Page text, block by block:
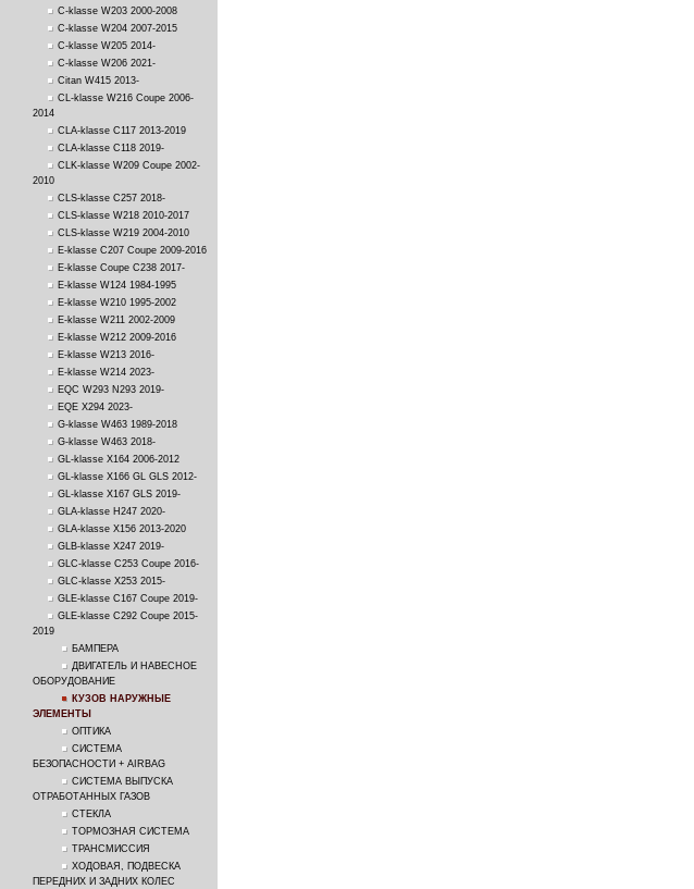
C-klasse W203 2000-2008
C-klasse W204 2007-2015
C-klasse W205 2014-
C-klasse W206 2021-
Citan W415 2013-
CL-klasse W216 Coupe 2006-
2014
CLA-klasse C117 2013-2019
CLA-klasse C118 2019-
CLK-klasse W209 Coupe 2002-
2010
CLS-klasse C257 2018-
CLS-klasse W218 2010-2017
CLS-klasse W219 2004-2010
E-klasse C207 Coupe 2009-2016
E-klasse Coupe C238 2017-
E-klasse W124 1984-1995
E-klasse W210 1995-2002
E-klasse W211 2002-2009
E-klasse W212 2009-2016
E-klasse W213 2016-
E-klasse W214 2023-
EQC W293 N293 2019-
EQE X294 2023-
G-klasse W463 1989-2018
G-klasse W463 2018-
GL-klasse X164 2006-2012
GL-klasse X166 GL GLS 2012-
GL-klasse X167 GLS 2019-
GLA-klasse H247 2020-
GLA-klasse X156 2013-2020
GLB-klasse X247 2019-
GLC-klasse C253 Coupe 2016-
GLC-klasse X253 2015-
GLE-klasse C167 Coupe 2019-
GLE-klasse C292 Coupe 2015-
2019
БАМПЕРА
ДВИГАТЕЛЬ И НАВЕСНОЕ
ОБОРУДОВАНИЕ
КУЗОВ НАРУЖНЫЕ
ЭЛЕМЕНТЫ
ОПТИКА
СИСТЕМА
БЕЗОПАСНОСТИ + AIRBAG
СИСТЕМА ВЫПУСКА
ОТРАБОТАННЫХ ГАЗОВ
СТЕКЛА
ТОРМОЗНАЯ СИСТЕМА
ТРАНСМИССИЯ
ХОДОВАЯ, ПОДВЕСКА
ПЕРЕДНИХ И ЗАДНИХ КОЛЕС